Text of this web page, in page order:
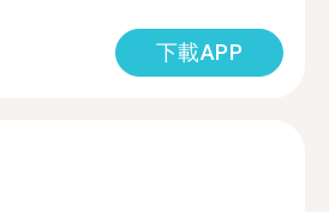
下載APP